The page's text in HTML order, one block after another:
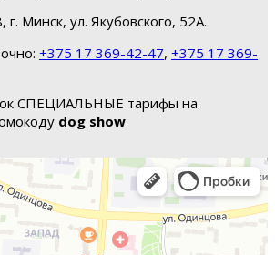
Минск, ул. Якубовского, 52А.
+375 17 369-42-47, +375 17 369-
СПЕЦИАЛЬНЫЕ тарифы на
dog show